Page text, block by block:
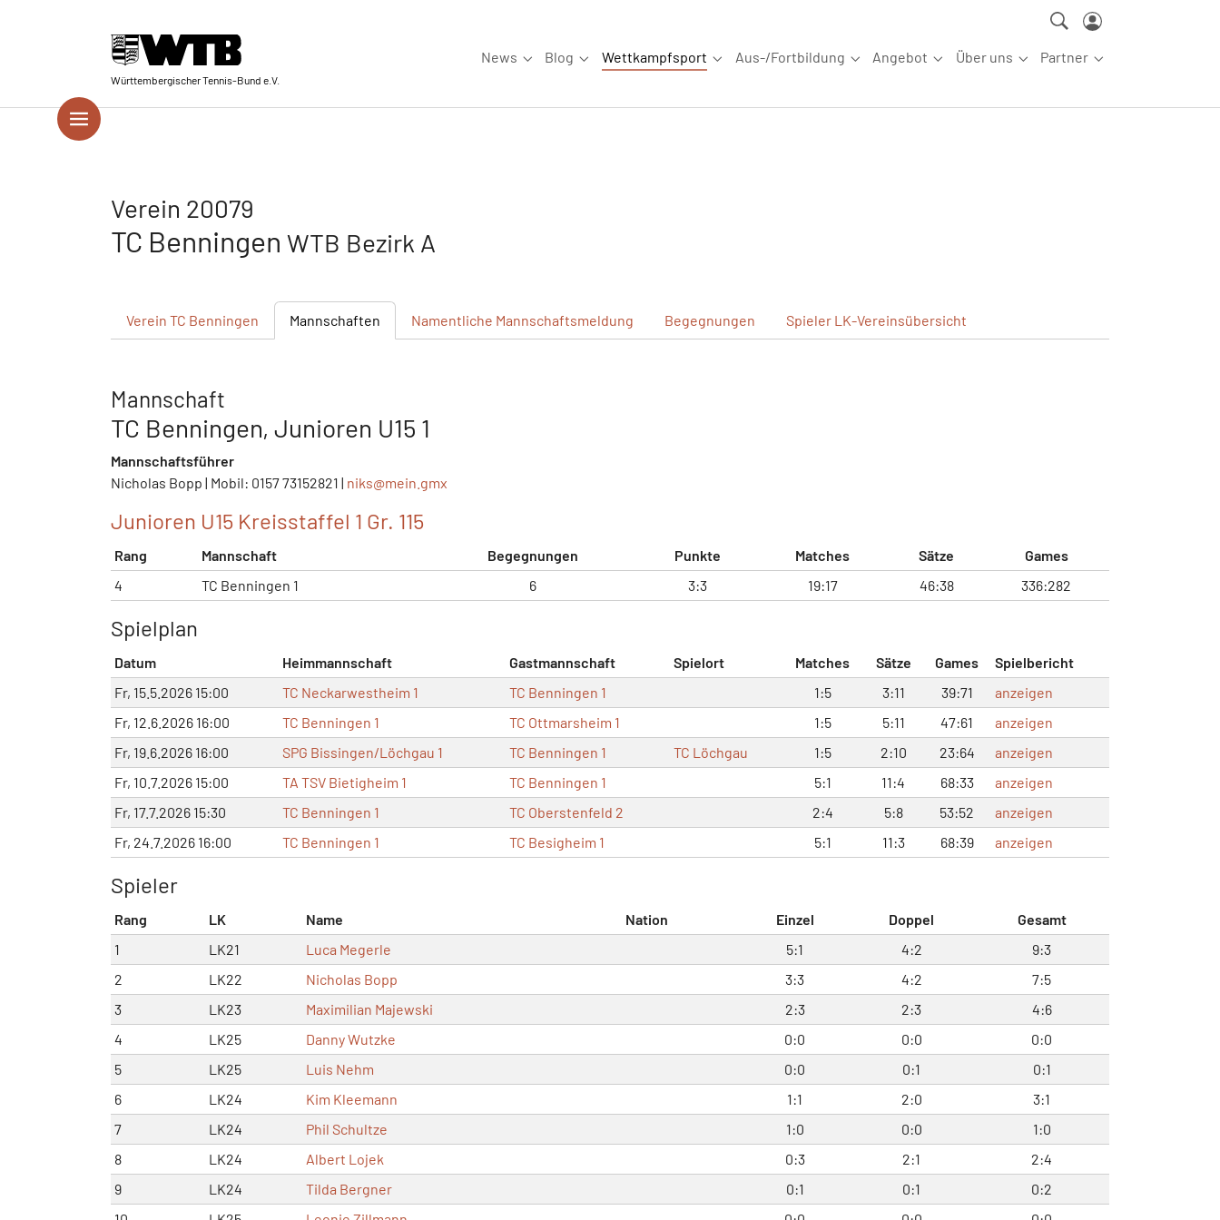
Württembergischer Tennis-Bund e.V.
News
Submenu for "News"
Blog
Submenu for "Blog"
Wettkampfsport
Submenu for "Wettkampfsport"
Aus-/Fortbildung
Submenu for "Aus-/Fortbildung"
Angebot
Submenu for "Angebot"
Über uns
Submenu for "Über uns"
Partner
Submenu for
Verein 20079
TC Benningen WTB Bezirk A
Verein TC Benningen Mannschaften Namentliche Mannschaftsmeldung Begegnungen Spieler LK-Vereinsübersicht
Mannschaft
TC Benningen, Junioren U15 1
Mannschaftsführer
Nicholas Bopp | Mobil: 0157 73152821 | niks@mein.gmx
Junioren U15 Kreisstaffel 1 Gr. 115
Rang Mannschaft Begegnungen Punkte Matches Sätze
Games
4
TC Benningen 1 6 3:3 19:17 46:38 336:282
Spielplan
Datum Heimmannschaft Gastmannschaft Spielort Matches Sätze Games
Spielbericht
Fr, 15.5.2026 15:00
TC Neckarwestheim 1 TC Benningen 1 1:5 3:11 39:71
anzeigen
Fr, 12.6.2026 16:00
TC Benningen 1 TC Ottmarsheim 1 1:5 5:11 47:61
anzeigen
Fr, 19.6.2026 16:00
SPG Bissingen/Löchgau 1 TC Benningen 1 TC Löchgau 1:5 2:10 23:64
anzeigen
Fr, 10.7.2026 15:00
TA TSV Bietigheim 1 TC Benningen 1 5:1 11:4 68:33
anzeigen
Fr, 17.7.2026 15:30
TC Benningen 1 TC Oberstenfeld 2 2:4 5:8 53:52
anzeigen
Fr, 24.7.2026 16:00
TC Benningen 1 TC Besigheim 1 5:1 11:3 68:39 anzeigen
Spieler
Rang LK Name Nation Einzel Doppel
Gesamt
1
LK21 Luca Megerle 5:1 4:2
9:3
2
LK22 Nicholas Bopp 3:3 4:2
7:5
3
LK23 Maximilian Majewski 2:3 2:3
4:6
4
LK25 Danny Wutzke 0:0 0:0
0:0
5
LK25 Luis Nehm 0:0 0:1
0:1
6
LK24 Kim Kleemann 1:1 2:0
3:1
7
LK24 Phil Schultze 1:0 0:0
1:0
8
LK24 Albert Lojek 0:3 2:1
2:4
9
LK24 Tilda Bergner 0:1 0:1
0:2